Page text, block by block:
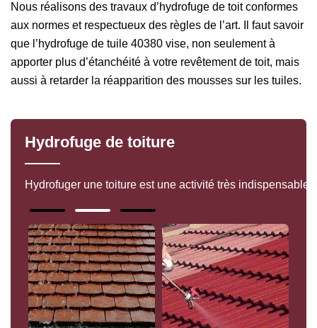
Nous réalisons des travaux d’hydrofuge de toit conformes
aux normes et respectueux des règles de l’art. Il faut savoir
que l’hydrofuge de tuile 40380 vise, non seulement à
apporter plus d’étanchéité à votre revêtement de toit, mais
aussi à retarder la réapparition des mousses sur les tuiles.
Hydrofuge de toiture
Hydrofuger une toiture est une activité très indispensable